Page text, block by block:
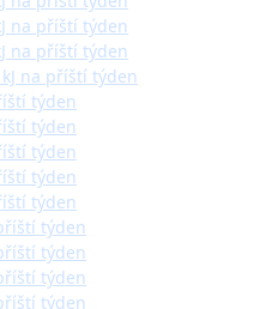
na příští týden
na příští týden
kJ na příští týden
týden
týden
týden
týden
týden
týden
týden
týden
týden